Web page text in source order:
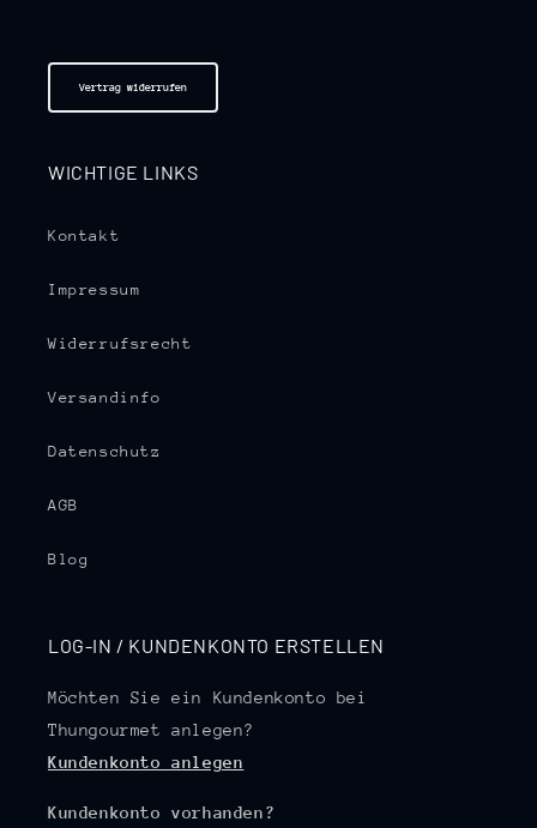
Vertrag widerrufen
WICHTIGE LINKS
Kontakt
Impressum
Widerrufsrecht
Versandinfo
Datenschutz
AGB
Blog
LOG-IN / KUNDENKONTO ERSTELLEN
Möchten Sie ein Kundenkonto bei
Thungourmet anlegen?
Kundenkonto anlegen
Kundenkonto vorhanden?